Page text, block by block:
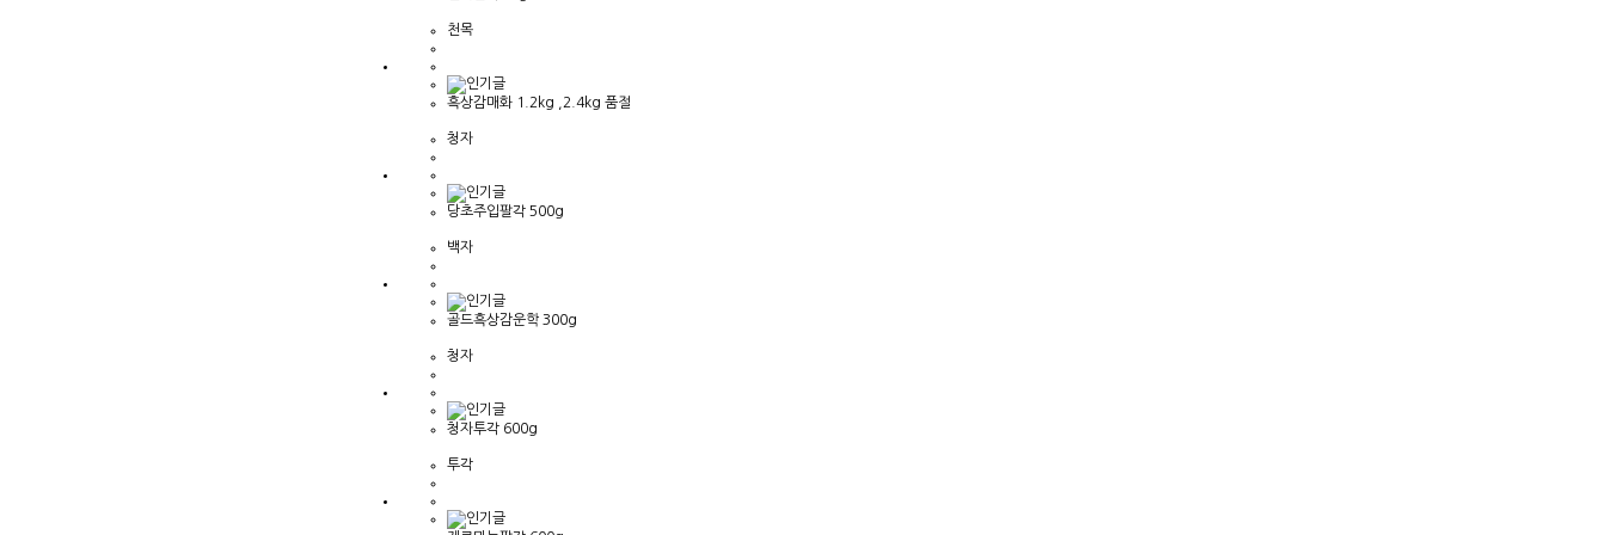
천목
흑상감매화 1.2kg ,2.4kg 품절
청자
당초주입팔각 500g
백자
골드흑상감운학 300g
청자
청자투각 600g
투각